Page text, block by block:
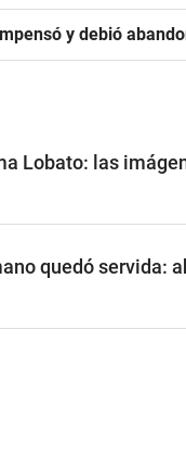
y debió
Lobato: las
quedó servida: